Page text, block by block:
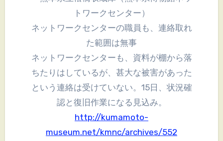
トワークセンター）
ネットワークセンターの職員も、連絡取れ
た範囲は無事
ネットワークセンターも、資料が棚から落
ちたりはしているが、甚大な被害があった
という連絡は受けていない。15日、状況確
認と復旧作業になる見込み。
http://kumamoto-
museum.net/kmnc/archives/552